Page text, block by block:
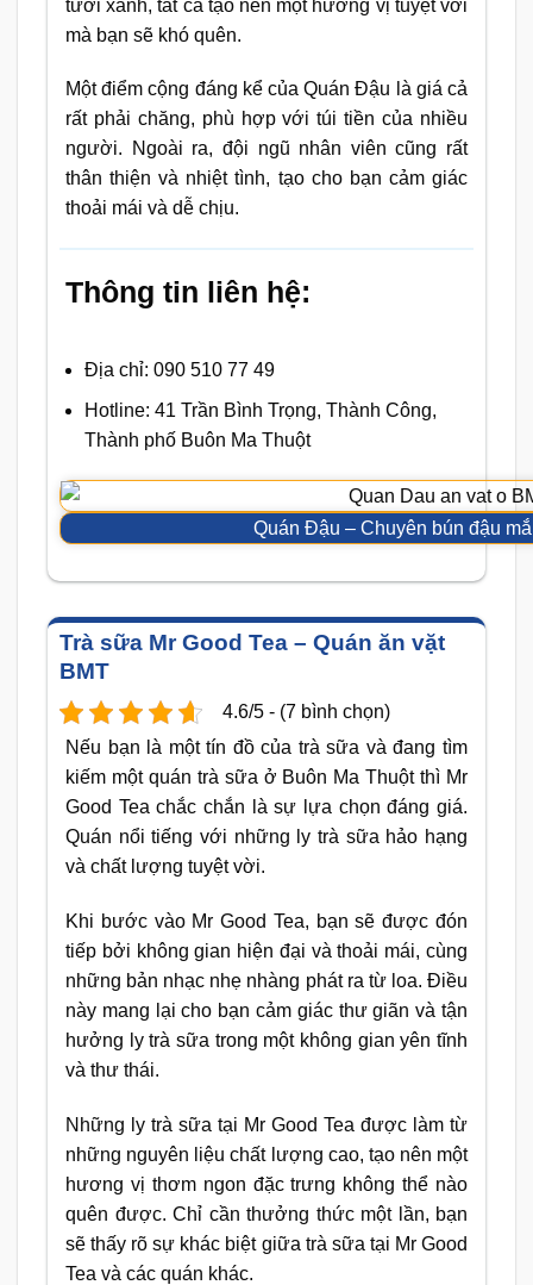
tươi xanh, tất cả tạo nên một hương vị tuyệt vời
mà bạn sẽ khó quên.
Một điểm cộng đáng kể của Quán Đậu là giá cả
rất phải chăng, phù hợp với túi tiền của nhiều
người. Ngoài ra, đội ngũ nhân viên cũng rất
thân thiện và nhiệt tình, tạo cho bạn cảm giác
thoải mái và dễ chịu.
Thông tin liên hệ:
Địa chỉ: 090 510 77 49
Hotline: 41 Trần Bình Trọng, Thành Công,
Thành phố Buôn Ma Thuột
Quán Đậu – Chuyên bún đậu
Trà sữa Mr Good Tea – Quán ăn vặt
BMT
4.6/5 - (7 bình chọn)
Nếu bạn là một tín đồ của trà sữa và đang tìm
kiếm một quán trà sữa ở Buôn Ma Thuột thì Mr
Good Tea chắc chắn là sự lựa chọn đáng giá.
Quán nổi tiếng với những ly trà sữa hảo hạng
và chất lượng tuyệt vời.
Khi bước vào Mr Good Tea, bạn sẽ được đón
tiếp bởi không gian hiện đại và thoải mái, cùng
những bản nhạc nhẹ nhàng phát ra từ loa. Điều
này mang lại cho bạn cảm giác thư giãn và tận
hưởng ly trà sữa trong một không gian yên tĩnh
và thư thái.
Những ly trà sữa tại Mr Good Tea được làm từ
những nguyên liệu chất lượng cao, tạo nên một
hương vị thơm ngon đặc trưng không thể nào
quên được. Chỉ cần thưởng thức một lần, bạn
sẽ thấy rõ sự khác biệt giữa trà sữa tại Mr Good
Tea và các quán khác.